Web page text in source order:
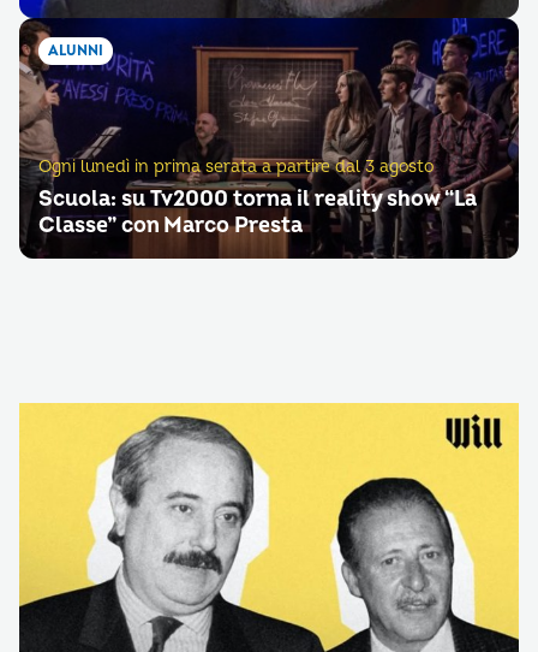
ALUNNI
Ogni lunedì in prima serata a partire dal 3 agosto
Scuola: su Tv2000 torna il reality show “La
Classe” con Marco Presta